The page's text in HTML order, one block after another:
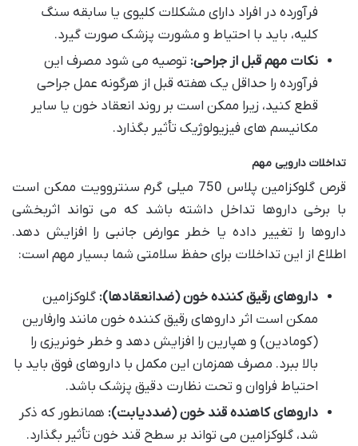
فرآورده در افراد دارای مشکلات کلیوی یا سابقه سنگ
کلیه، باید با احتیاط و مشورت پزشک صورت گیرد.
نکات مهم قبل از جراحی: توصیه می شود مصرف این
فرآورده را حداقل یک هفته قبل از هرگونه عمل جراحی
قطع کنید، زیرا ممکن است بر روند انعقاد خون یا سایر
مکانیسم های فیزیولوژیک تأثیر بگذارد.
تداخلات دارویی مهم
قرص گلوکزامین پلاس 750 میلی گرم سنتروویت ممکن است
با برخی داروها تداخل داشته باشد که می تواند اثربخشی
داروها را تغییر داده یا خطر عوارض جانبی را افزایش دهد.
اطلاع از این تداخلات برای حفظ سلامتی شما بسیار مهم است:
داروهای رقیق کننده خون (ضدانعقادها): گلوکزامین
ممکن است اثر داروهای رقیق کننده خون مانند وارفارین
(کومادین) و هپارین را افزایش دهد و خطر خونریزی را
بالا ببرد. مصرف همزمان این مکمل با داروهای فوق باید با
احتیاط فراوان و تحت نظارت دقیق پزشک باشد.
داروهای کاهنده قند خون (ضددیابت): همانطور که ذکر
شد، گلوکزامین می تواند بر سطح قند خون تأثیر بگذارد.